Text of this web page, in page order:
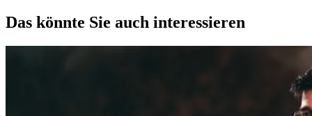
Das könnte Sie auch interessieren